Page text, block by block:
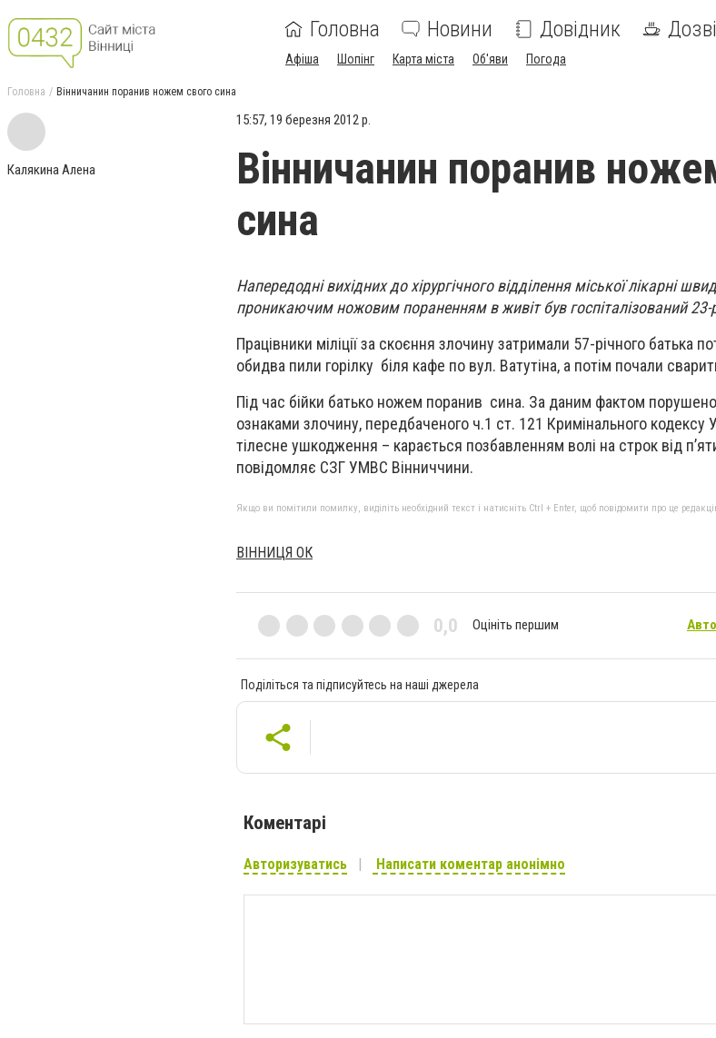
Головна Новини Довідник
Афіша Шопінг Карта міста Об'яви Погода
Головна Вінничанин поранив ножем свого сина
Калякина Алена
15:57, 19 березня 2012 р.
Вінничанин поранив
сина
Напередодні вихідних до хірургічного відділення міської лікарні
проникаючим ножовим пораненням в живіт був госпіталізований 23-
Працівники міліції за скоєння злочину затримали 57-річного батька
обидва пили горілку біля кафе по вул. Ватутіна, а потім почали
Під час бійки батько ножем поранив сина. За даним фактом
ознаками злочину, передбаченого ч.1 ст. 121 Кримінального кодексу
тілесне ушкодження – карається позбавленням волі на строк від
повідомляє СЗГ УМВС Вінниччини.
Якщо ви помітили помилку, виділіть необхідний текст і натисніть Ctrl + Enter, щоб повідомити про це
ВІННИЦЯ ОК
0,0 Оцініть першим
Поділіться та підписуйтесь на наші джерела
Коментарі
Авторизуватись Написати коментар анонімно